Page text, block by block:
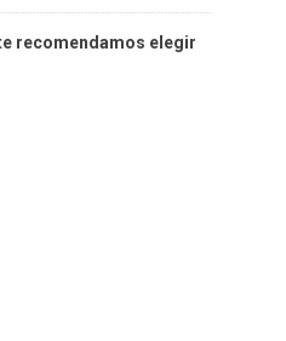
recomendamos elegir